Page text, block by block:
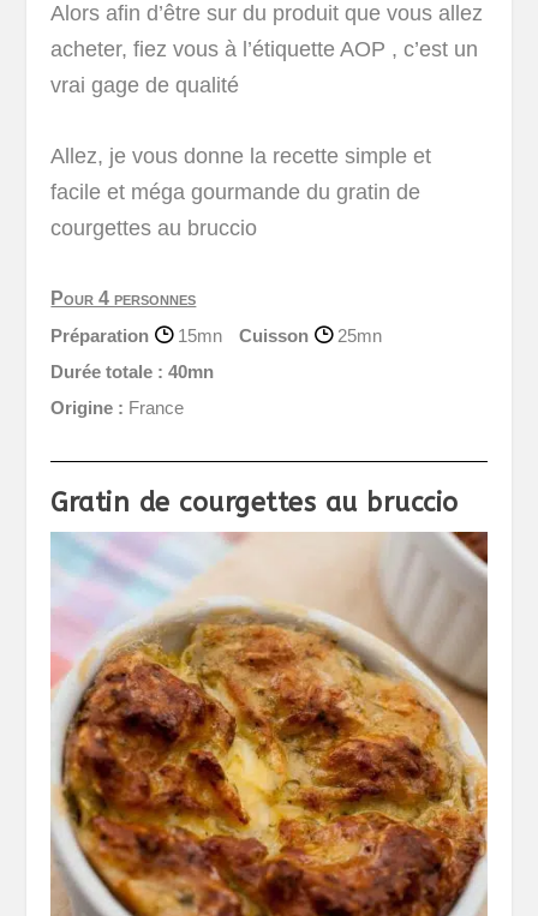
Alors afin d’être sur du produit que vous allez
acheter, fiez vous à l’étiquette AOP , c’est un
vrai gage de qualité
Allez, je vous donne la recette simple et
facile et méga gourmande du gratin de
courgettes au bruccio
Pour 4 personnes
Préparation
15mn Cuisson
25mn
Durée totale : 40mn
Origine : France
Gratin de courgettes au bruccio